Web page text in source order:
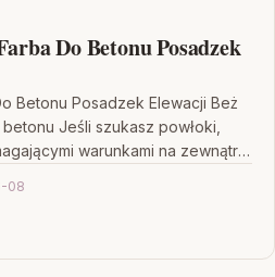
Do Betonu Posadzek
Betonu Posadzek Elewacji Beż
Jeśli szukasz powłoki,
warunkami na zewnątrz,
08